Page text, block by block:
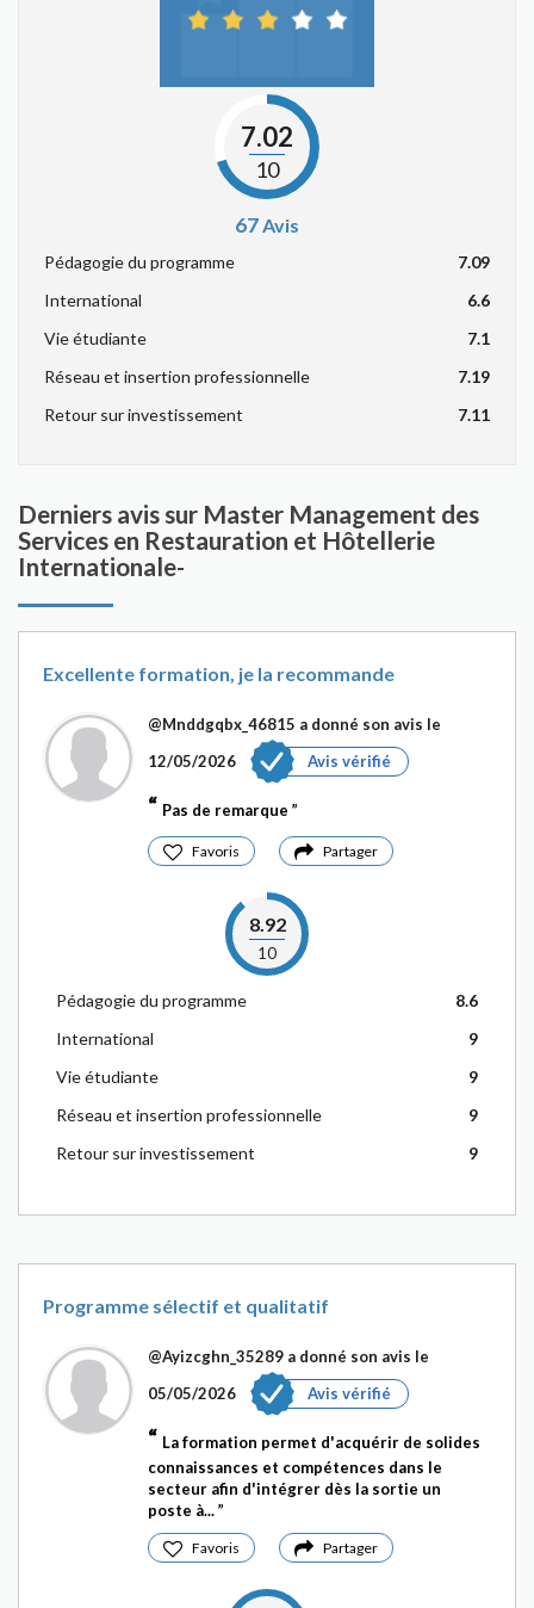
7.02
10
67Avis
Pédagogie du programme
7.09
International
6.6
Vie étudiante
7.1
Réseau et insertion professionnelle
7.19
Retour sur investissement
7.11
Derniers avis sur Master Management des
Services en Restauration et Hôtellerie
Internationale-
Excellente formation, je la recommande
@Mnddgqbx_46815 a donné son avis le
12/05/2026
Avis vérifié
Pas de remarque
Favoris Partager
8.92
10
Pédagogie du programme
8.6
International
9
Vie étudiante
9
Réseau et insertion professionnelle
9
Retour sur investissement
9
Programme sélectif et qualitatif
@Ayizcghn_35289 a donné son avis le
05/05/2026
Avis vérifié
La formation permet d'acquérir de solides
connaissances et compétences dans le
secteur afin d'intégrer dès la sortie un
poste à...
Favoris Partager